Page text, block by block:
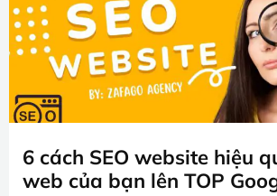
6 cách SEO website hiệu
web của bạn lên TOP